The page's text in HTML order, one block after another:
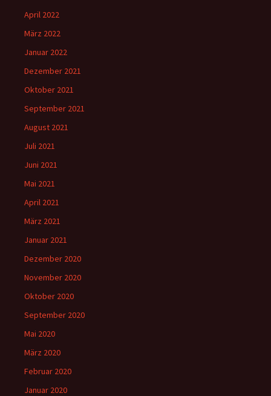
April 2022
März 2022
Januar 2022
Dezember 2021
Oktober 2021
September 2021
August 2021
Juli 2021
Juni 2021
Mai 2021
April 2021
März 2021
Januar 2021
Dezember 2020
November 2020
Oktober 2020
September 2020
Mai 2020
März 2020
Februar 2020
Januar 2020